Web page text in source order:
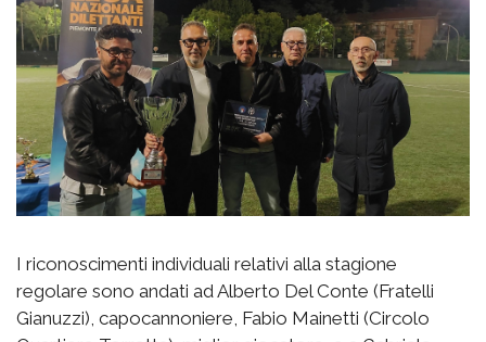
I riconoscimenti individuali relativi alla stagione
regolare sono andati ad Alberto Del Conte (Fratelli
Gianuzzi), capocannoniere, Fabio Mainetti (Circolo